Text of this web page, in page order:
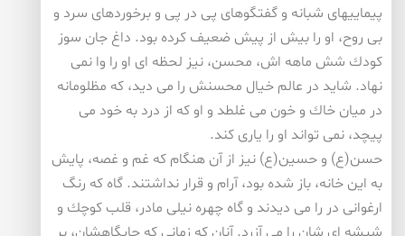
پیماییهای شبانه و گفتگوهای پی در پی و برخوردهای سرد و
بی روح، او را بیش از پیش ضعیف كرده بود. داغ جان سوز
كودك شش ماهه اش، محسن، نیز لحظه ای او را وا نمی
نهاد. شاید در عالم خیال محسنش را می دید، كه مظلومانه
در میان خاك و خون می غلطد و او كه از درد به خود می
پیچد، نمی تواند او را یاری كند.
حسن(ع) و حسین(ع) نیز از آن هنگام كه غم و غصه، پایش
به این خانه، باز شده بود، آرام و قرار نداشتند. گاه كه رنگ
ارغوانی در را می دیدند و گاه چهره نیلی مادر، قلب كوچك و